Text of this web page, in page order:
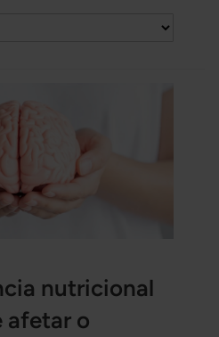
nutricional
afetar o